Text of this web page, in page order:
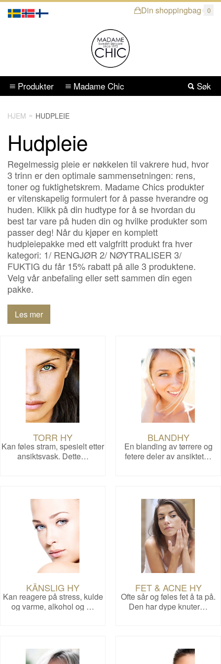
Din shoppingbag 0
Søk
Produkter Madame Chic
HJEM HUDPLEIE
Hudpleie
Regelmessig pleie er nøkkelen til vakrere hud, hvor
3 trinn er den optimale sammensetningen: rens,
toner og fuktighetskrem. Madame Chics produkter
er vitenskapelig formulert for å passe hverandre og
huden. Klikk på din hudtype for å se hvordan du
best tar vare på huden din og hvilke produkter som
passer deg! Når du kjøper en komplett
hudpleiepakke med ett valgfritt produkt fra hver
kategori: 1/ RENGJØR 2/ NØYTRALISER 3/
FUKTIG du får 15% rabatt på alle 3 produktene.
Velg vår anbefaling eller sett sammen din egen
pakke.
Les mer
TORR HY
Kan føles stram, spesielt etter
ansiktsvask. Dette…
BLANDHY
En blanding av tørrere og
fetere deler av ansiktet…
KÄNSLIG HY
Kan reagere på stress, kulde
og varme, alkohol og …
FET & ACNE HY
Ofte sår og føles fet å ta på.
Den har dype knuter…